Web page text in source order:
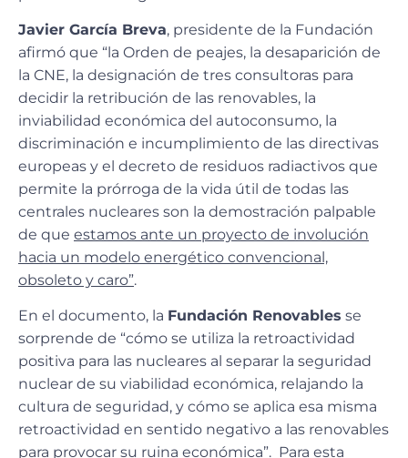
Javier García Breva, presidente de la Fundación
afirmó que “la Orden de peajes, la desaparición de
la CNE, la designación de tres consultoras para
decidir la retribución de las renovables, la
inviabilidad económica del autoconsumo, la
discriminación e incumplimiento de las directivas
europeas y el decreto de residuos radiactivos que
permite la prórroga de la vida útil de todas las
centrales nucleares son la demostración palpable
de que estamos ante un proyecto de involución
hacia un modelo energético convencional,
obsoleto y caro”.
En el documento, la Fundación Renovables se
sorprende de “cómo se utiliza la retroactividad
positiva para las nucleares al separar la seguridad
nuclear de su viabilidad económica, relajando la
cultura de seguridad, y cómo se aplica esa misma
retroactividad en sentido negativo a las renovables
para provocar su ruina económica”. Para esta